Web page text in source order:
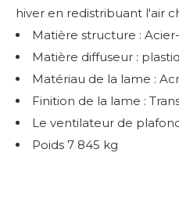
hiver en redistribuant l'air
Matière structure :
Matière diffuseur :
Matériau de la lame :
Finition de la lame :
Le ventilateur de
Poids 7 845 kg